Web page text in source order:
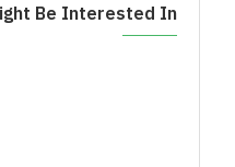
Be Interested In